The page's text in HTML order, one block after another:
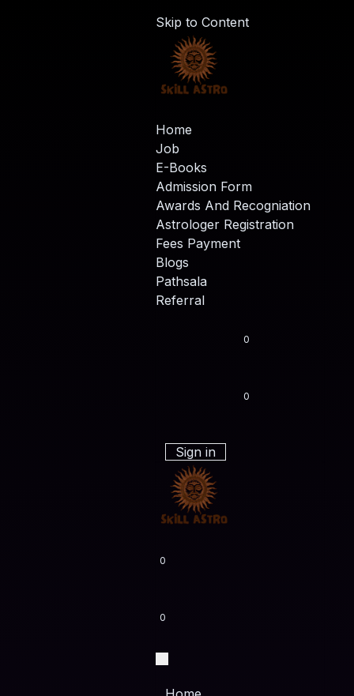
Skip to Content
Home
Job
E-Books
Admission Form
Awards And Recogniation
Astrologer Registration
Fees Payment
Blogs
Pathsala
Referral
0
0
Sign in
0
0